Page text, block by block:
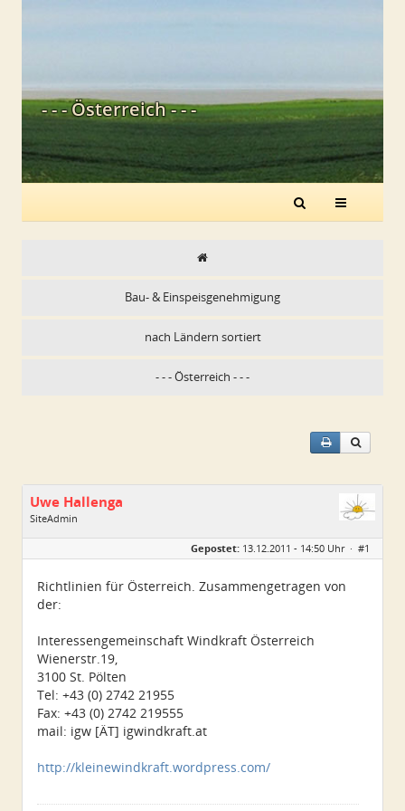
- - - Österreich - - -
Bau- & Einspeisgenehmigung
nach Ländern sortiert
- - - Österreich - - -
Uwe Hallenga
SiteAdmin
Geschlecht:
Homepage:
kleinwindanlagen.d…
Dabei seit:
03 / 2005
Gepostet: 13.12.2011 - 14:50 Uhr · #1
Richtlinien für Österreich. Zusammengetragen von
der:
Interessengemeinschaft Windkraft Österreich
Wienerstr.19,
3100 St. Pölten
Tel: +43 (0) 2742 21955
Fax: +43 (0) 2742 219555
mail: igw [ÄT] igwindkraft.at
http://kleinewindkraft.wordpress.com/